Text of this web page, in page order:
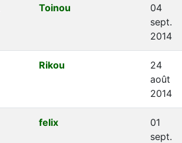
Toinou
04
sept.
2014
Rikou
24
août
2014
felix
01
sept.